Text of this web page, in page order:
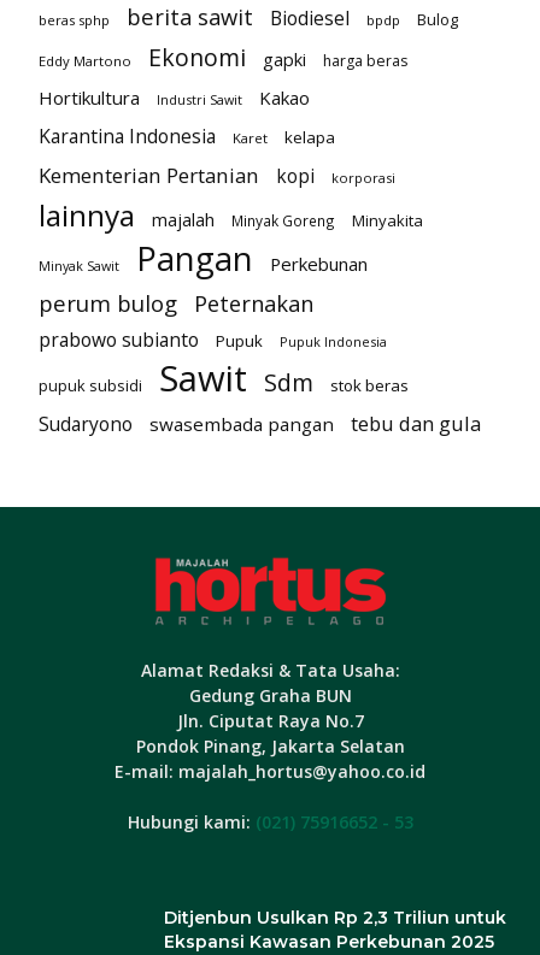
beras sphp berita sawit Biodiesel bpdp Bulog
Eddy Martono Ekonomi gapki harga beras
Hortikultura Industri Sawit Kakao
Karantina Indonesia Karet kelapa
Kementerian Pertanian kopi korporasi
lainnya majalah Minyak Goreng Minyakita
Minyak Sawit Pangan Perkebunan
perum bulog Peternakan
prabowo subianto Pupuk Pupuk Indonesia
pupuk subsidi Sawit Sdm stok beras
Sudaryono swasembada pangan tebu dan gula
Alamat Redaksi & Tata Usaha:
Gedung Graha BUN
Jln. Ciputat Raya No.7
Pondok Pinang, Jakarta Selatan
E-mail: majalah_hortus@yahoo.co.id
Hubungi kami: (021) 75916652 - 53
Ditjenbun Usulkan Rp 2,3 Triliun untuk
Ekspansi Kawasan Perkebunan 2025